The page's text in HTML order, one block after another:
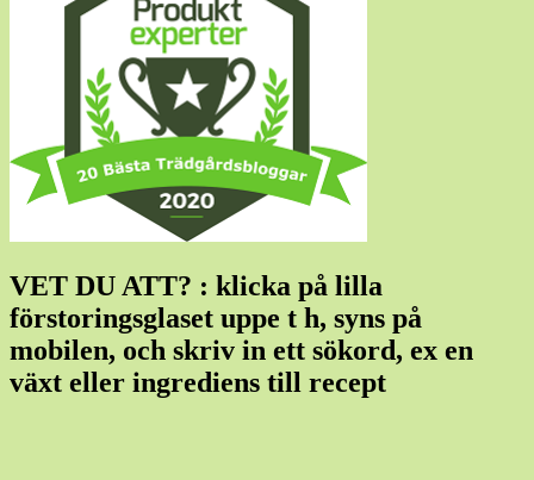
VET DU ATT? : klicka på lilla
förstoringsglaset uppe t h, syns på
mobilen, och skriv in ett sökord, ex en
växt eller ingrediens till recept